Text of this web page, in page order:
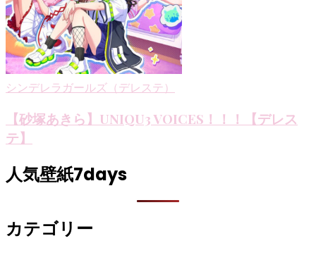
シンデレラガールズ（デレステ）
【砂塚あきら】UNIQU3 VOICES！！！【デレス
テ】
人気壁紙7days
カテゴリー